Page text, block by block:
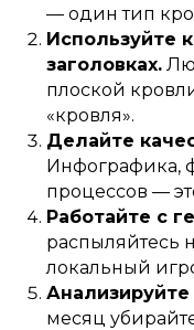
— один тип
Используйте
заголовках.
плоской
«кровля».
Делайте
Инфографика,
процессов —
Работайте с
распыляйтесь
локальный
месяц